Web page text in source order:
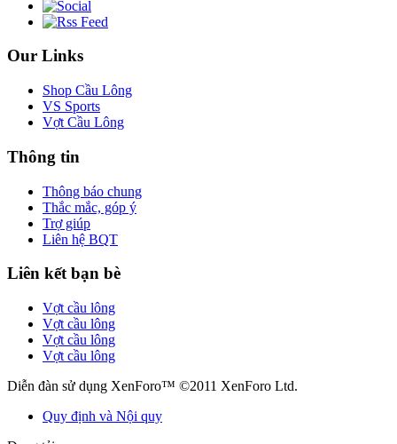
Our Links
Shop Cầu Lông
VS Sports
Vợt Cầu Lông
Thông tin
Thông báo chung
Thắc mắc, góp ý
Trợ giúp
Liên hệ BQT
Liên kết bạn bè
Vợt cầu lông
Vợt cầu lông
Vợt cầu lông
Vợt cầu lông
Diễn đàn sử dụng XenForo™ ©2011 XenForo Ltd.
Quy định và Nội quy